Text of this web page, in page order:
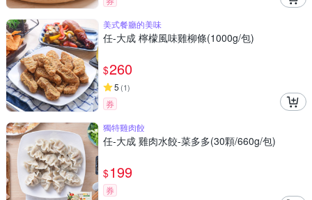
美式餐廳的美味
任-大成 檸檬風味雞柳條(1000g/包)
$260
5 (1)
券
獨特雞肉餃
任-大成 雞肉水餃-菜多多(30顆/660g/包)
$199
券